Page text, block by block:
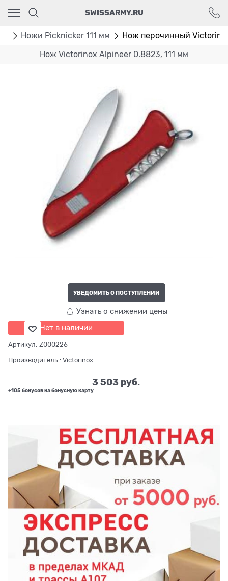
SWISSARMY.RU
Ножи Picknicker 111 мм Нож перочинный
Нож Victorinox Alpineer 0.8823, 111 мм
УВЕДОМИТЬ О ПОСТУПЛЕНИИ
Узнать о снижении цены
Нет в наличии
Артикул: Z000226
Производитель : Victorinox
3 503 руб.
+105 бонусов на бонусную карту
Ваш город - Москва,
угадали?
ДА НЕТ